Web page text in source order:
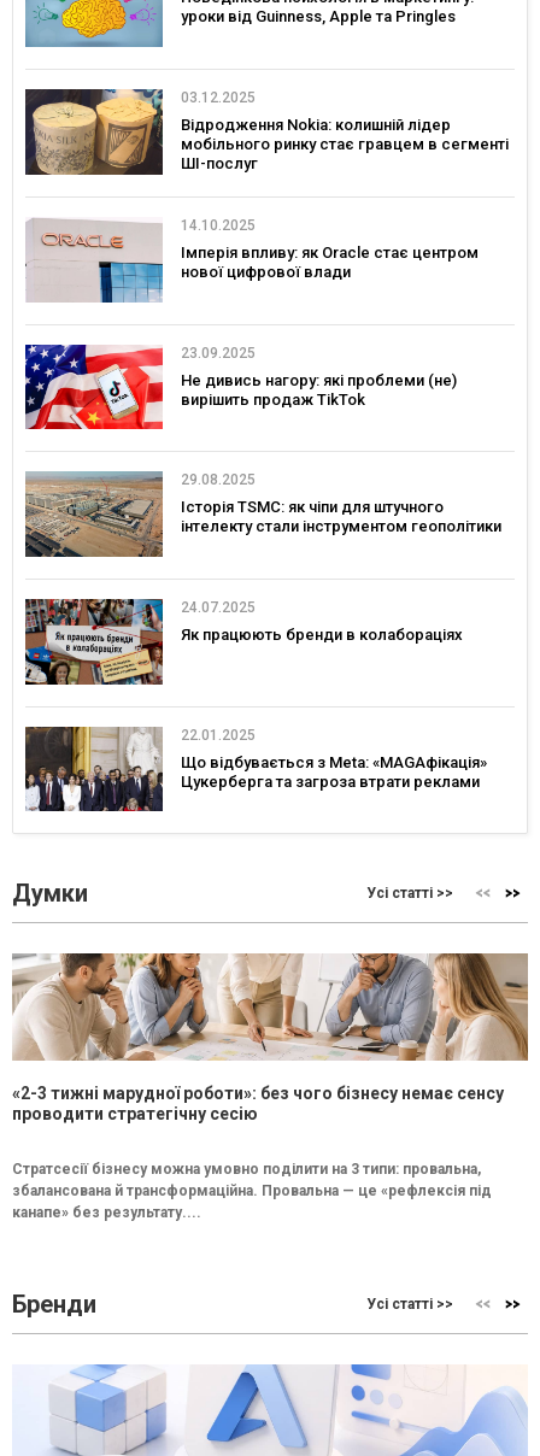
уроки від Guinness, Apple та Pringles
03.12.2025
Відродження Nokia: колишній лідер
мобільного ринку стає гравцем в сегменті
ШІ-послуг
14.10.2025
Імперія впливу: як Oracle стає центром
нової цифрової влади
23.09.2025
Не дивись нагору: які проблеми (не)
вирішить продаж TikTok
29.08.2025
Історія TSMC: як чіпи для штучного
інтелекту стали інструментом геополітики
24.07.2025
Як працюють бренди в колабораціях
22.01.2025
Що відбувається з Meta: «MAGAфікація»
Цукерберга та загроза втрати реклами
Думки Усі статті >>
«2-3 тижні марудної роботи»: без чого бізнесу немає сенсу
проводити стратегічну сесію
Стратсесії бізнесу можна умовно поділити на 3 типи: провальна,
збалансована й трансформаційна. Провальна — це «рефлексія під
канапе» без результату....
Бренди Усі статті >>